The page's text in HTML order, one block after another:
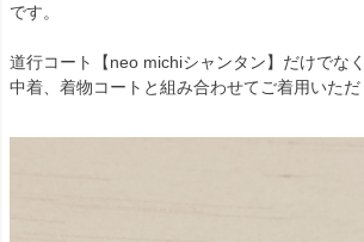
です。
道行コート【neo michiシャンタン】だけでな
中着、着物コートと組み合わせてご着用いただ